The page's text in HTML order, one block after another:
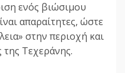
ενός βιώσιμου
απαραίτητες, ώστε
στην περιοχή και
της Τεχεράνης.